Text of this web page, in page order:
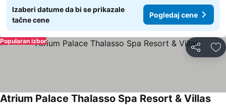
Izaberi datume da bi se prikazale
tačne cene
Pogledaj cene
Deli
Popularan izbor
Atrium Palace Thalasso Spa Resort & Villas